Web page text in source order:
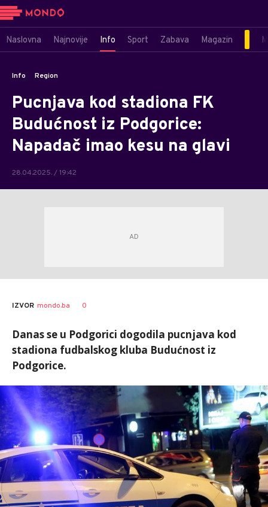
Naslovna Najnovije Info Sport Zabava Magazin
Info Region
Pucnjava kod stadiona FK
Budućnost iz Podgorice:
Napadač imao kesu na glavi
28.04.2025. / 19:42
IZVOR mondo.ba 0
Danas se u Podgorici dogodila pucnjava kod
stadiona fudbalskog kluba Budućnost iz
Podgorice.